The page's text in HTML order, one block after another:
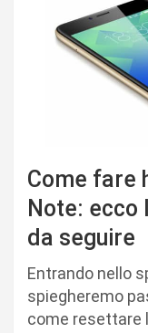
Come fare
Note:
da seguire
Entrando nello
spiegheremo
come resettare